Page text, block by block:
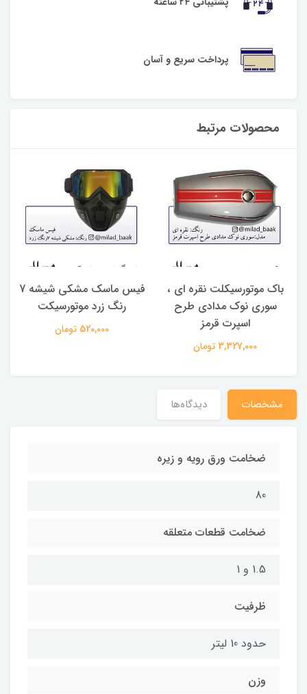
پرداخت سریع و آسان
محصولات مرتبط
باک موتورسیکلت نقره ای ،
سوری نوک مدادی طرح
اسپرت قرمز
3,327,000 تومان
فیس ماسک مشکی شیشه 7
رنگ زرد موتورسیکت
520,000 تومان
مشخصات دیدگاه‌ها
ضخامت ورق رویه و زیره
80
ضخامت قطعات متعلقه
1.5 و 1
ظرفیت
حدود 10 لیتر
وزن